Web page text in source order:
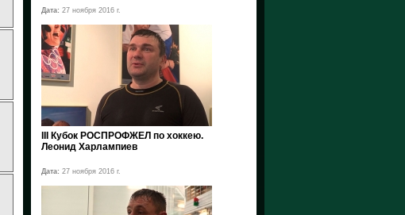
Дата: 27 ноября 2016 г.
III Кубок РОСПРОФЖЕЛ по хоккею.
Леонид Харлампиев
Дата: 27 ноября 2016 г.